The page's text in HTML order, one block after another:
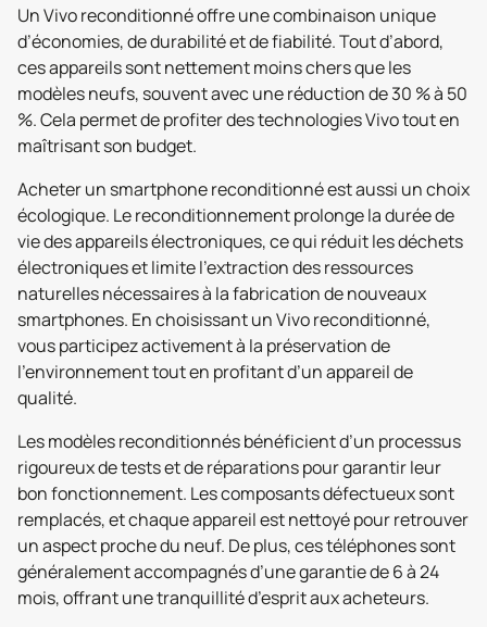
Un Vivo reconditionné offre une combinaison unique
d’économies, de durabilité et de fiabilité. Tout d’abord,
ces appareils sont nettement moins chers que les
modèles neufs, souvent avec une réduction de 30 % à 50
%. Cela permet de profiter des technologies Vivo tout en
maîtrisant son budget.
Acheter un smartphone reconditionné est aussi un choix
écologique. Le reconditionnement prolonge la durée de
vie des appareils électroniques, ce qui réduit les déchets
électroniques et limite l’extraction des ressources
naturelles nécessaires à la fabrication de nouveaux
smartphones. En choisissant un Vivo reconditionné,
vous participez activement à la préservation de
l’environnement tout en profitant d’un appareil de
qualité.
Les modèles reconditionnés bénéficient d’un processus
rigoureux de tests et de réparations pour garantir leur
bon fonctionnement. Les composants défectueux sont
remplacés, et chaque appareil est nettoyé pour retrouver
un aspect proche du neuf. De plus, ces téléphones sont
généralement accompagnés d’une garantie de 6 à 24
mois, offrant une tranquillité d’esprit aux acheteurs.